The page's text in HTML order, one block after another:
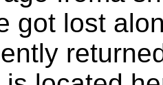
got lost